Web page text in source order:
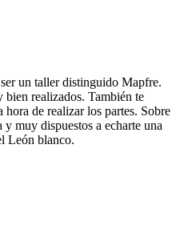
un taller distinguido Mapfre.
realizados. También te
hora de realizar los partes. Sobre
muy dispuestos a echarte una
León blanco.